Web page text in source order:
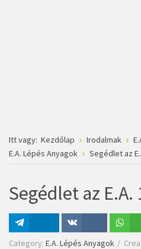
Itt vagy: Kezdőlap Irodalmak
E.A. Lépés Anyagok
Segédlet az
Segédlet az E.A.
Megosztás
Megosztás
Category: E.A. Lépés Anyagok